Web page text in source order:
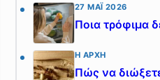
27 ΜΆΙ 2026
Ποια τρόφιμα
Η ΑΡΧΉ
Πώς να